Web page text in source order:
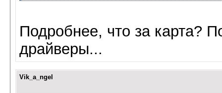
Подробнее, что за карта?
драйверы...
Vik_a_ngel